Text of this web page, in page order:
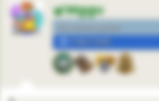
Mggu
На волне добра